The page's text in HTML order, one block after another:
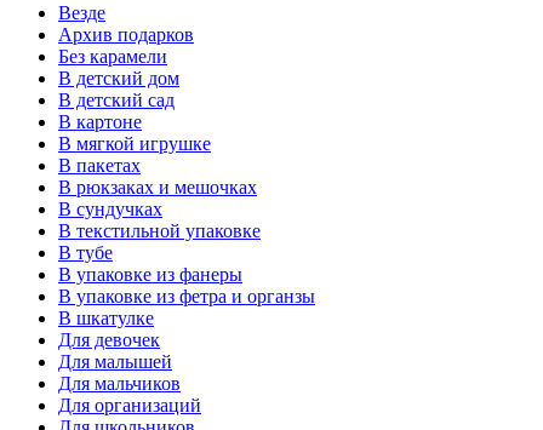
Везде
Архив подарков
Без карамели
В детский дом
В детский сад
В картоне
В мягкой игрушке
В пакетах
В рюкзаках и мешочках
В сундучках
В текстильной упаковке
В тубе
В упаковке из фанеры
В упаковке из фетра и органзы
В шкатулке
Для девочек
Для малышей
Для мальчиков
Для организаций